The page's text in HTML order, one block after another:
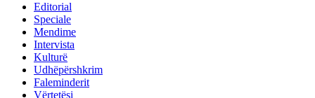
Editorial
Speciale
Mendime
Intervista
Kulturë
Udhëpërshkrim
Faleminderit
Vërtetësi